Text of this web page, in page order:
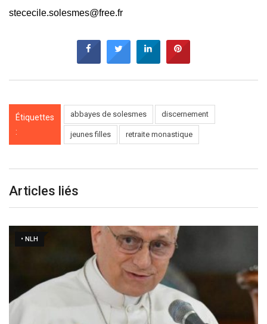
stececile.solesmes@free.fr
Étiquettes
:
abbayes de solesmes discernement
jeunes filles retraite monastique
Articles liés
• NLH